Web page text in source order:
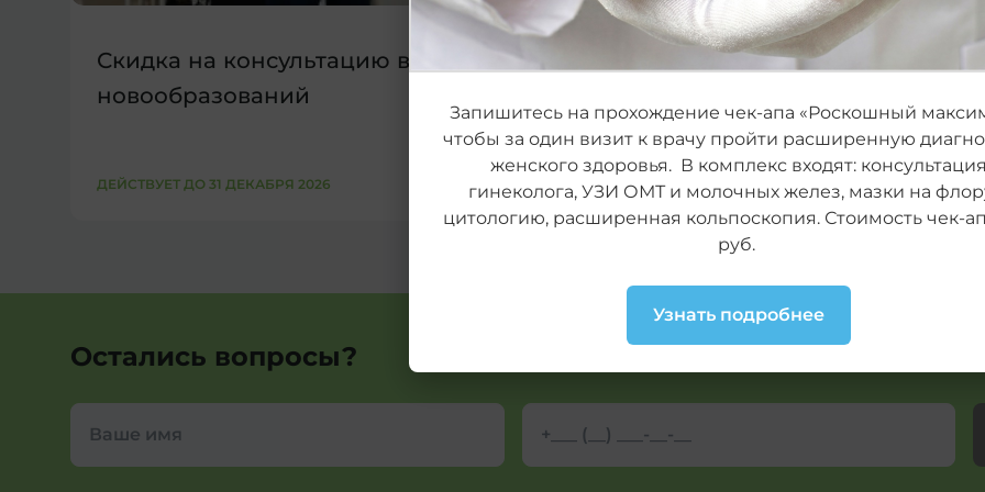
Скидка на консультацию врачей при удалении
новообразований
ДЕЙСТВУЕТ ДО 31 ДЕКАБРЯ 2026
Скидка 30% на
ДЕЙСТВУЕТ ДО 31 ОКТЯБРЯ
Остались вопросы?
Запишитесь на прохождение чек-апа «Роскошный
чтобы за один визит к врачу пройти расширенную
женского здоровья. В комплекс входят: консультация
гинеколога, УЗИ ОМТ и молочных желез, мазки на
цитологию, расширенная кольпоскопия. Стоимость чек-
руб.
Узнать подробнее